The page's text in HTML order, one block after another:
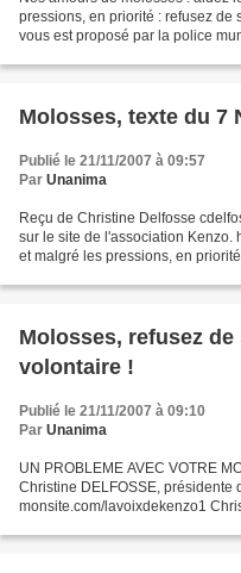
pressions, en priorité : refusez de
vous est proposé par la police
Molosses, texte du 7
Publié le 21/11/2007 à 09:57
Par Unanima
Reçu de Christine Delfosse
sur le site de l'association Kenzo.
et malgré les pressions, en
Molosses, refusez
volontaire !
Publié le 21/11/2007 à 09:10
Par Unanima
UN PROBLEME AVEC VOTRE
Christine DELFOSSE, présidente
monsite.com/lavoixdekenzo1